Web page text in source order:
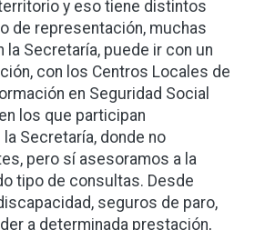
y eso tiene distintos
de representación, muchas
Secretaría, puede ir con un
con los Centros Locales de
en Seguridad Social
los que participan
Secretaría, donde no
pero sí asesoramos a la
tipo de consultas. Desde
seguros de paro,
a determinada prestación,